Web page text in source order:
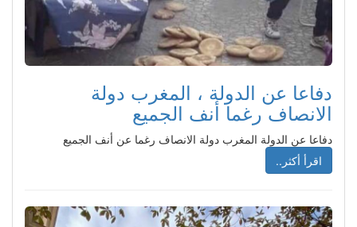
دفاعا عن الدولة ، المغرب دولة
الانصاف رغما أنف الجميع
دفاعا عن الدولة المغرب دولة الانصاف رغما عن أنف الجميع
اقرأ أكثر..